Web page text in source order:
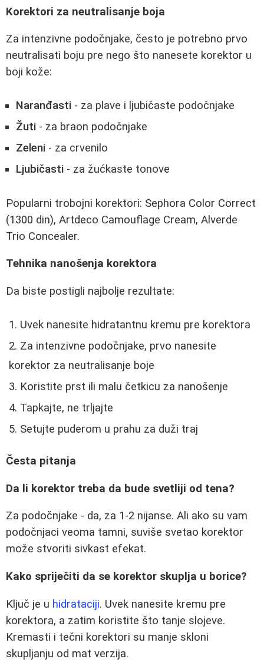
Korektori za neutralisanje boja
Za intenzivne podočnjake, često je potrebno prvo
neutralisati boju pre nego što nanesete korektor u
boji kože:
Naranđasti - za plave i ljubičaste podočnjake
Žuti - za braon podočnjake
Zeleni - za crvenilo
Ljubičasti - za žućkaste tonove
Popularni trobojni korektori: Sephora Color Correct
(1300 din), Artdeco Camouflage Cream, Alverde
Trio Concealer.
Tehnika nanošenja korektora
Da biste postigli najbolje rezultate:
Uvek nanesite hidratantnu kremu pre korektora
Za intenzivne podočnjake, prvo nanesite
korektor za neutralisanje boje
Koristite prst ili malu četkicu za nanošenje
Tapkajte, ne trljajte
Setujte puderom u prahu za duži traj
Česta pitanja
Da li korektor treba da bude svetliji od tena?
Za podočnjake - da, za 1-2 nijanse. Ali ako su vam
podočnjaci veoma tamni, suviše svetao korektor
može stvoriti sivkast efekat.
Kako spriječiti da se korektor skuplja u borice?
Ključ je u hidrataciji. Uvek nanesite kremu pre
korektora, a zatim koristite što tanje slojeve.
Kremasti i tečni korektori su manje skloni
skupljanju od mat verzija.